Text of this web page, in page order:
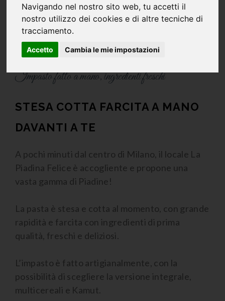
Navigando nel nostro sito web, tu accetti il
nostro utilizzo dei cookies e di altre tecniche di
tracciamento.
Accetto Cambia le mie impostazioni
La Piadina Felice
Impasto fatto a mano, ingredienti freschi
STESA COTTA FARCITA A MANO
DAVANTI A TE
A pochi minuti dal centro di Milano, il locale La
Piadina Felice è accogliente e propone una
vasta gamma di Piadine!
La pasta è stesa e cotta al momento, con grande
rapidità e farcita con ingredienti di prima
qualità, freschi e deliziosi.
L’impasto è fatto artigianalmente, con la
possibilità di scegliere la versione integrale,
multicereali e Kamut.